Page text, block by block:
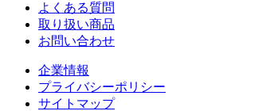
よくある質問
取り扱い商品
お問い合わせ
企業情報
プライバシーポリシー
サイトマップ